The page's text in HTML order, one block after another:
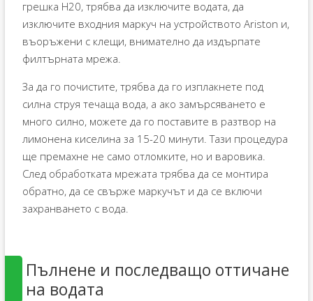
грешка H20, трябва да изключите водата, да
изключите входния маркуч на устройството Ariston и,
въоръжени с клещи, внимателно да издърпате
филтърната мрежа.
За да го почистите, трябва да го изплакнете под
силна струя течаща вода, а ако замърсяването е
много силно, можете да го поставите в разтвор на
лимонена киселина за 15-20 минути. Тази процедура
ще премахне не само отломките, но и варовика.
След обработката мрежата трябва да се монтира
обратно, да се свърже маркучът и да се включи
захранването с вода.
Пълнене и последващо оттичане
на водата